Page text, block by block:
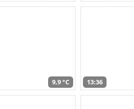
9,9 °C 13:36